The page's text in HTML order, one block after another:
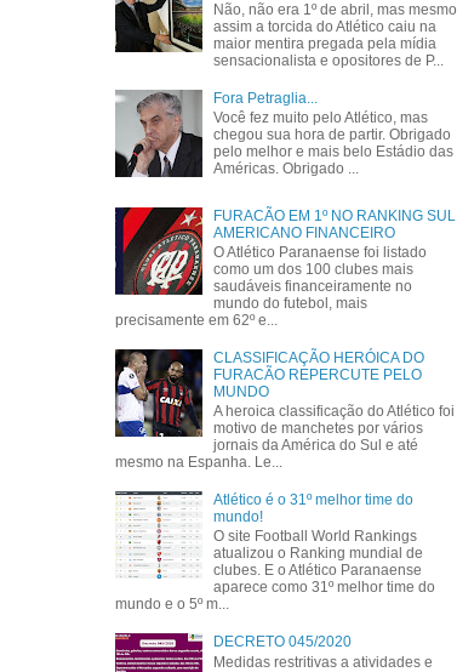
Não, não era 1º de abril, mas mesmo
assim a torcida do Atlético caiu na
maior mentira pregada pela mídia
sensacionalista e opositores de P...
Fora Petraglia...
Você fez muito pelo Atlético, mas
chegou sua hora de partir. Obrigado
pelo melhor e mais belo Estádio das
Américas. Obrigado ...
FURACÃO EM 1º NO RANKING SUL
AMERICANO FINANCEIRO
O Atlético Paranaense foi listado
como um dos 100 clubes mais
saudáveis financeiramente no
mundo do futebol, mais
precisamente em 62º e...
CLASSIFICAÇÃO HERÓICA DO
FURACÃO REPERCUTE PELO
MUNDO
A heroica classificação do Atlético foi
motivo de manchetes por vários
jornais da América do Sul e até
mesmo na Espanha. Le...
Atlético é o 31º melhor time do
mundo!
O site Football World Rankings
atualizou o Ranking mundial de
clubes. E o Atlético Paranaense
aparece como 31º melhor time do
mundo e o 5º m...
DECRETO 045/2020
Medidas restritivas a atividades e